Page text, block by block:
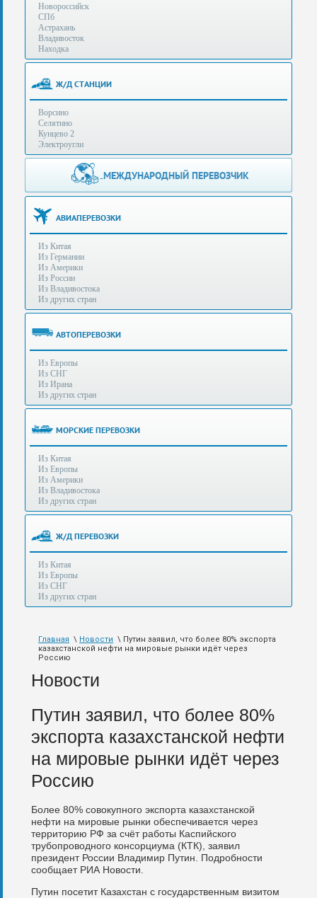
Стоимость
услуг
Контакты
Заказать
звонок
Сделать
запрос
Многоканальный
телефон:
(495)
788-
Бесплатные
консультации
(Без
выходных
8:00
до
21:30)
Таможенное
оформление
грузов
аэропортах
Москвы
Шереметьево,
Внуково,
также
авиа,
дороге.
Дополнительные
+7 (929) 575-
96-62
+7 (925) 104-
15-94
e-mail:info@s-standard.ru
Новороссийск
СПб
Астрахань
Владивосток
Находка
Ж/Д СТАНЦИИ
Ворсино
Селятино
Кунцево 2
Электроугли
МЕЖДУНАРОДНЫЙ ПЕРЕВОЗЧИК
АВИАПЕРЕВОЗКИ
Из Китая
Из Германии
Из Америки
Из России
Из Владивостока
Из других стран
АВТОПЕРЕВОЗКИ
Из Европы
Из СНГ
Из Ирана
Из других стран
МОРСКИЕ ПЕРЕВОЗКИ
Из Китая
Из Европы
Из Америки
Из Владивостока
Из других стран
Ж/Д ПЕРЕВОЗКИ
Из Китая
Из Европы
Из СНГ
Из других стран
Главная \ Новости \ Путин заявил, что более 80% экспорта
казахстанской нефти на мировые рынки идёт через
Россию
Новости
Путин заявил, что более 80%
экспорта казахстанской нефти
на мировые рынки идёт через
Россию
Более 80% совокупного экспорта казахстанской
нефти на мировые рынки обеспечивается через
территорию РФ за счёт работы Каспийского
трубопроводного консорциума (КТК), заявил
президент России Владимир Путин. Подробности
сообщает РИА Новости.
Путин посетит Казахстан с государственным визитом